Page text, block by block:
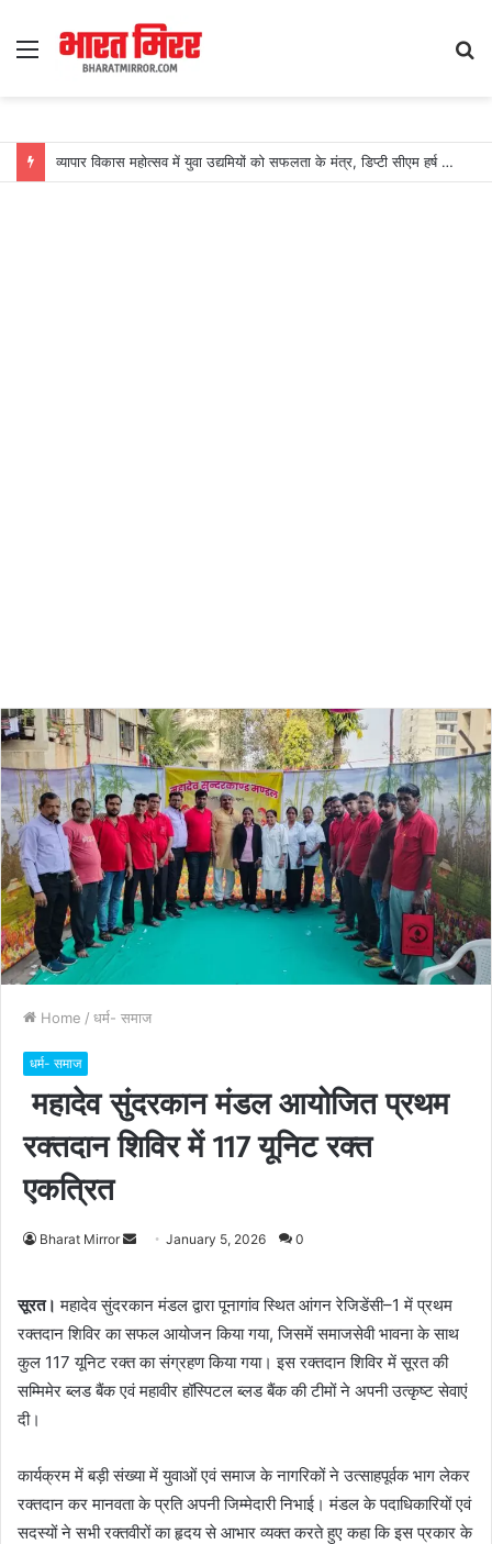
Menu
व्यापार विकास महोत्सव में युवा उद्यमियों को सफलता के मंत्र, डिप्टी सीएम हर्ष संघवी ने किया विशेष पुस्तक का विमोचन
Home / धर्म- समाज
धर्म- समाज
महादेव सुंदरकान मंडल आयोजित प्रथम
रक्तदान शिविर में 117 यूनिट रक्त
एकत्रित
Bharat Mirror
a
n
e
i
l
January 5, 2026 0
सूरत। महादेव सुंदरकान मंडल द्वारा पूनागांव स्थित आंगन रेजिडेंसी–1 में प्रथम
रक्तदान शिविर का सफल आयोजन किया गया, जिसमें समाजसेवी भावना के साथ
कुल 117 यूनिट रक्त का संग्रहण किया गया। इस रक्तदान शिविर में सूरत की
सम्मिमेर ब्लड बैंक एवं महावीर हॉस्पिटल ब्लड बैंक की टीमों ने अपनी उत्कृष्ट सेवाएं
दी।
कार्यक्रम में बड़ी संख्या में युवाओं एवं समाज के नागरिकों ने उत्साहपूर्वक भाग लेकर
रक्तदान कर मानवता के प्रति अपनी जिम्मेदारी निभाई। मंडल के पदाधिकारियों एवं
सदस्यों ने सभी रक्तवीरों का हृदय से आभार व्यक्त करते हुए कहा कि इस प्रकार के